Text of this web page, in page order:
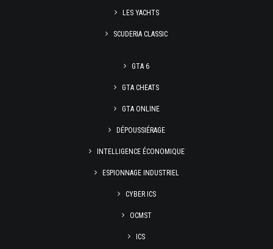
LES YACHTS
SCUDERIA CLASSIC
GTA 6
GTA CHEATS
GTA ONLINE
DÉPOUSSIÉRAGE
INTELLIGENCE ÉCONOMIQUE
ESPIONNAGE INDUSTRIEL
CYBER ICS
OCMST
ICS